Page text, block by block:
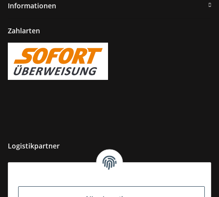
Informationen
Zahlarten
Logistikpartner